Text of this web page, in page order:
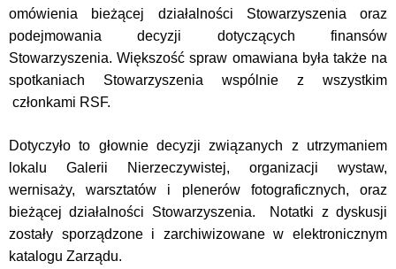
omówienia bieżącej działalności Stowarzyszenia oraz
podejmowania decyzji dotyczących finansów
Stowarzyszenia. Większość spraw omawiana była także na
spotkaniach Stowarzyszenia wspólnie z wszystkim
członkami RSF.
Dotyczyło to głownie decyzji związanych z utrzymaniem
lokalu Galerii Nierzeczywistej, organizacji wystaw,
wernisaży, warsztatów i plenerów fotograficznych, oraz
bieżącej działalności Stowarzyszenia. Notatki z dyskusji
zostały sporządzone i zarchiwizowane w elektronicznym
katalogu Zarządu.